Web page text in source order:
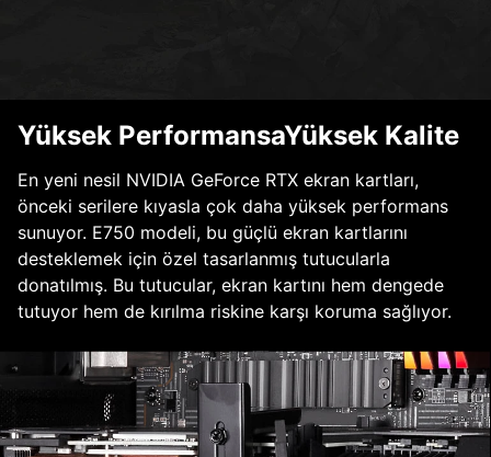
Yüksek PerformansaYüksek Kalite
En yeni nesil NVIDIA GeForce RTX ekran kartları,
önceki serilere kıyasla çok daha yüksek performans
sunuyor. E750 modeli, bu güçlü ekran kartlarını
desteklemek için özel tasarlanmış tutucularla
donatılmış. Bu tutucular, ekran kartını hem dengede
tutuyor hem de kırılma riskine karşı koruma sağlıyor.